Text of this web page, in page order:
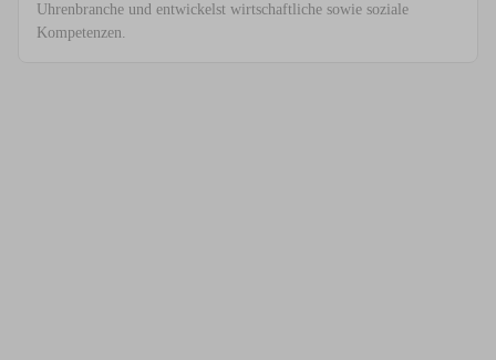
Uhrenbranche und entwickelst wirtschaftliche sowie soziale
Kompetenzen.